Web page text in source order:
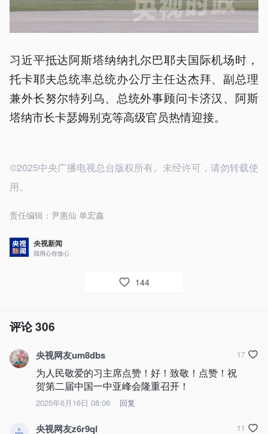
习近平抵达阿斯塔纳纳扎尔巴耶夫国际机场时，
托卡耶夫总统率总统办公厅主任达杰拜、副总理
兼外长努尔特列乌、总统外事顾问卡济汉、阿斯
塔纳市长卡瑟姆别克等高级官员热情迎接。
©2025中央广播电视总台版权所有。未经许可，请勿转载使
用。
责任编辑： 尹惠仙 单宏鑫
央视新闻
我用心你放心
144
评论306
央视网友um8dbs
为人民敬爱的习主席点赞！好！致敬！点赞！祝
贺第二届中国一中亚峰会隆重召开！
2025年6月16日 08:06 回复
17
央视网友z6r9ql 11